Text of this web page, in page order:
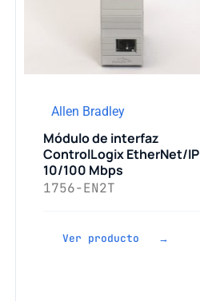
Allen Bradley
Módulo de interfaz
ControlLogix EtherNet/IP
10/100 Mbps
1756-EN2T
Ver producto →